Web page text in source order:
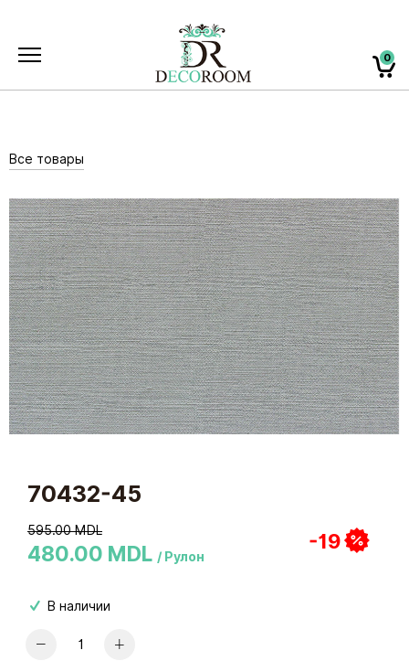
0
Все товары
70432-45
-19
595.00 MDL
480.00 MDL / Рулон
В наличии